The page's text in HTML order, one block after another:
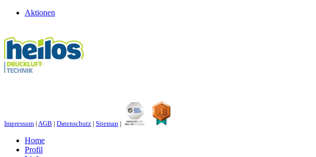
Aktionen
Impressum | AGB | Datenschutz | Sitemap |
Home
Profil